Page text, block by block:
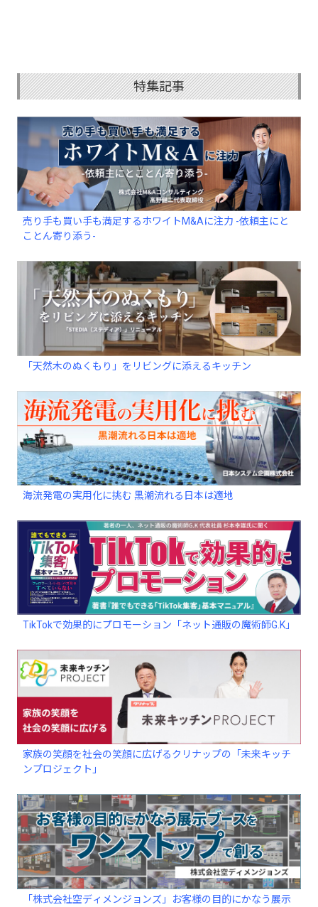
特集記事
売り手も買い手も満足するホワイトM&Aに注力 -依頼主にと
ことん寄り添う-
「天然木のぬくもり」をリビングに添えるキッチン
海流発電の実用化に挑む 黒潮流れる日本は適地
TikTokで効果的にプロモーション「ネット通販の魔術師G.K」
家族の笑顔を社会の笑顔に広げるクリナップの「未来キッチ
ンプロジェクト」
「株式会社空ディメンジョンズ」お客様の目的にかなう展示